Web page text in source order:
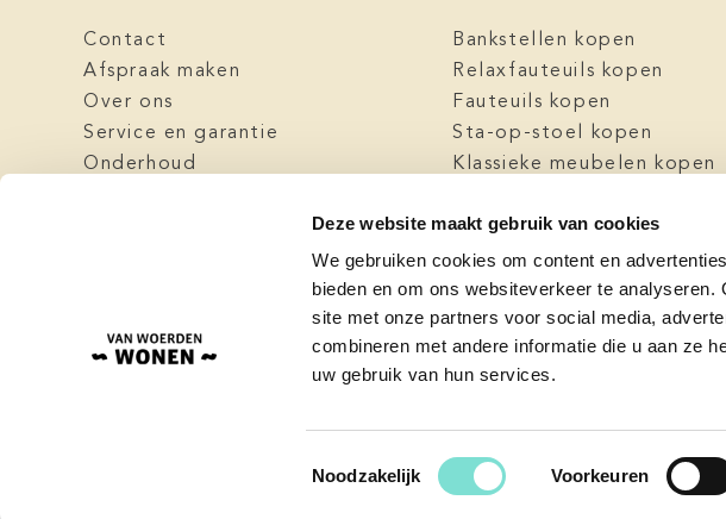
Deze website maakt gebruik van cookies
We gebruiken cookies om content en
bieden en om ons websiteverkeer te
site met onze partners voor social media,
combineren met andere informatie die u aan ze
uw gebruik van hun services.
Toestemmingsselectie
Noodzakelijk Voorkeuren
Contact
Afspraak maken
Over ons
Service en garantie
Onderhoud
Algemene voorwaarden
Cookbeleid
Bankstellen kopen
Relaxfauteuils kopen
Fauteuils kopen
Sta-op-stoel kopen
Klassieke meubelen kopen
Klassieke fauteuils kopen
Meubels kopen in